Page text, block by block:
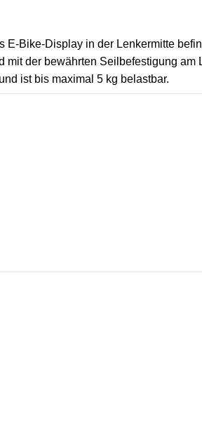
Bike-Display in der Lenkermitte
der bewährten Seilbefestigung am
ist bis maximal 5 kg belastbar.